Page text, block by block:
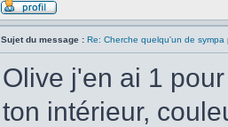
Sujet du message : Re: Cherche quelqu'un de
Olive j'en ai 1
ton intérieur,